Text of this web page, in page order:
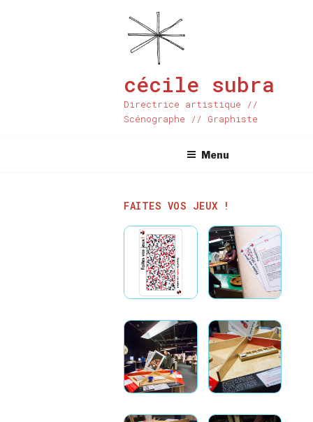
cécile subra
Directrice artistique //
Scénographe // Graphiste
Menu
FAITES VOS JEUX !